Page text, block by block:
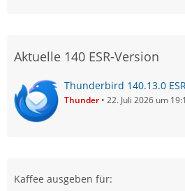
Aktuelle 140 ESR-Version
Thunderbird 140.13.0
Thunder 22. Juli 2026 um
Kaffee ausgeben für: